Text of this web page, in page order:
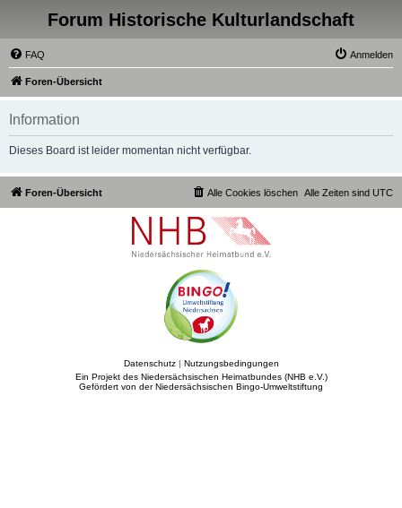
Forum Historische Kulturlandschaft
FAQ Anmelden
Foren-Übersicht
Information
Dieses Board ist leider momentan nicht verfügbar.
Foren-Übersicht Alle Zeiten sind UTC
Alle Cookies löschen
Datenschutz| Nutzungsbedingungen
Ein Projekt des Niedersächsischen Heimatbundes (NHB e.V.)
Gefördert von der Niedersächsischen Bingo-Umweltstiftung